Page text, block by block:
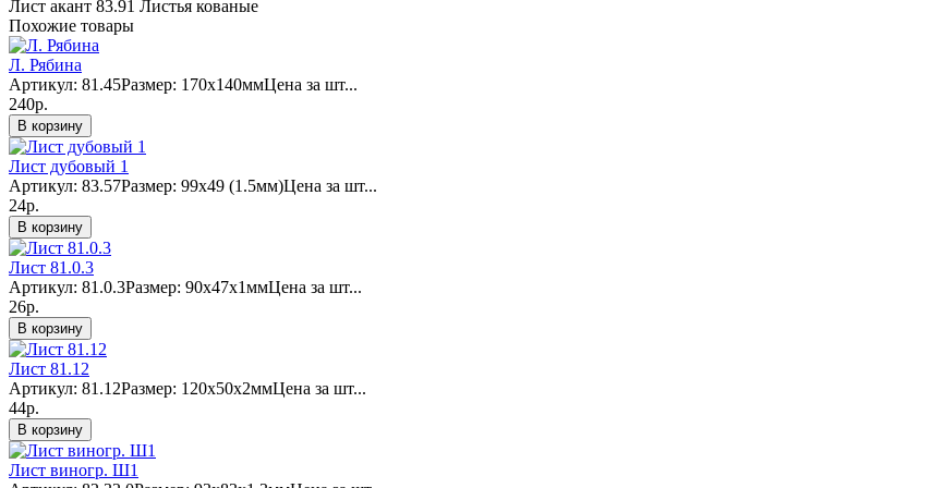
Лист акант 83.91 Листья кованые
Похожие товары
Л. Рябина
Артикул: 81.45Размер: 170х140ммЦена за шт...
240р.
В корзину
Лист дубовый 1
Артикул: 83.57Размер: 99x49 (1.5мм)Цена за шт...
24р.
В корзину
Лист 81.0.3
Артикул: 81.0.3Размер: 90х47х1ммЦена за шт...
26р.
В корзину
Лист 81.12
Артикул: 81.12Размер: 120х50х2ммЦена за шт...
44р.
В корзину
Лист виногр. Ш1